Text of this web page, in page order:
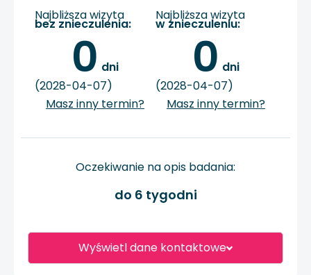
Wyświetl dane kontaktowe
Najbliższa wizyta
bez znieczulenia:
0 dni
(2028-04-07)
Masz inny termin?
Najbliższa wizyta
w znieczuleniu:
0 dni
(2028-04-07)
Masz inny termin?
Oczekiwanie na opis badania:
do 6 tygodni